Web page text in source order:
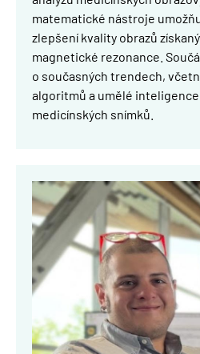
matematické nástroje
zlepšení kvality obrazů
magnetické rezonance.
o současných trendech,
algoritmů a umělé
medicínských snímků.
Obrázek